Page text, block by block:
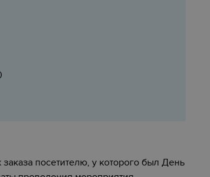
посетителю, у которого был День